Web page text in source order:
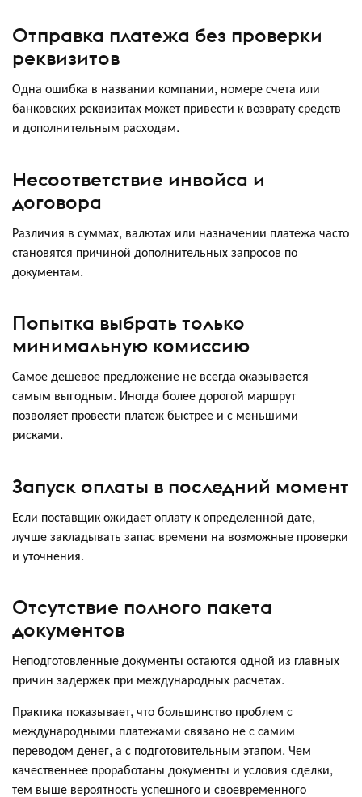
Отправка платежа без проверки
реквизитов
Одна ошибка в названии компании, номере счета или
банковских реквизитах может привести к возврату средств
и дополнительным расходам.
Несоответствие инвойса и
договора
Различия в суммах, валютах или назначении платежа часто
становятся причиной дополнительных запросов по
документам.
Попытка выбрать только
минимальную комиссию
Самое дешевое предложение не всегда оказывается
самым выгодным. Иногда более дорогой маршрут
позволяет провести платеж быстрее и с меньшими
рисками.
Запуск оплаты в последний момент
Если поставщик ожидает оплату к определенной дате,
лучше закладывать запас времени на возможные проверки
и уточнения.
Отсутствие полного пакета
документов
Неподготовленные документы остаются одной из главных
причин задержек при международных расчетах.
Практика показывает, что большинство проблем с
международными платежами связано не с самим
переводом денег, а с подготовительным этапом. Чем
качественнее проработаны документы и условия сделки,
тем выше вероятность успешного и своевременного